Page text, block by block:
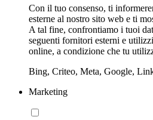
Con il tuo consenso, ti
esterne al nostro sito web e ti
A tal fine, confrontiamo i tuoi
seguenti fornitori esterni e
online, a condizione che tu
Bing, Criteo, Meta, Google,
Marketing